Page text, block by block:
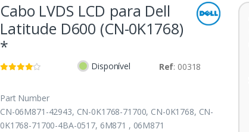
Cabo LVDS LCD para Dell
Latitude D600 (CN-0K1768)
*
Disponível Ref: 00318
Part Number
CN-06M871-42943, CN-0K1768-71700, CN-0K1768, CN-
0K1768-71700-4BA-0517, 6M871 , 06M871